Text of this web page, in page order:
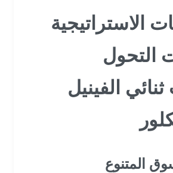
الاستراتيجية
الفينيل
المتنوع